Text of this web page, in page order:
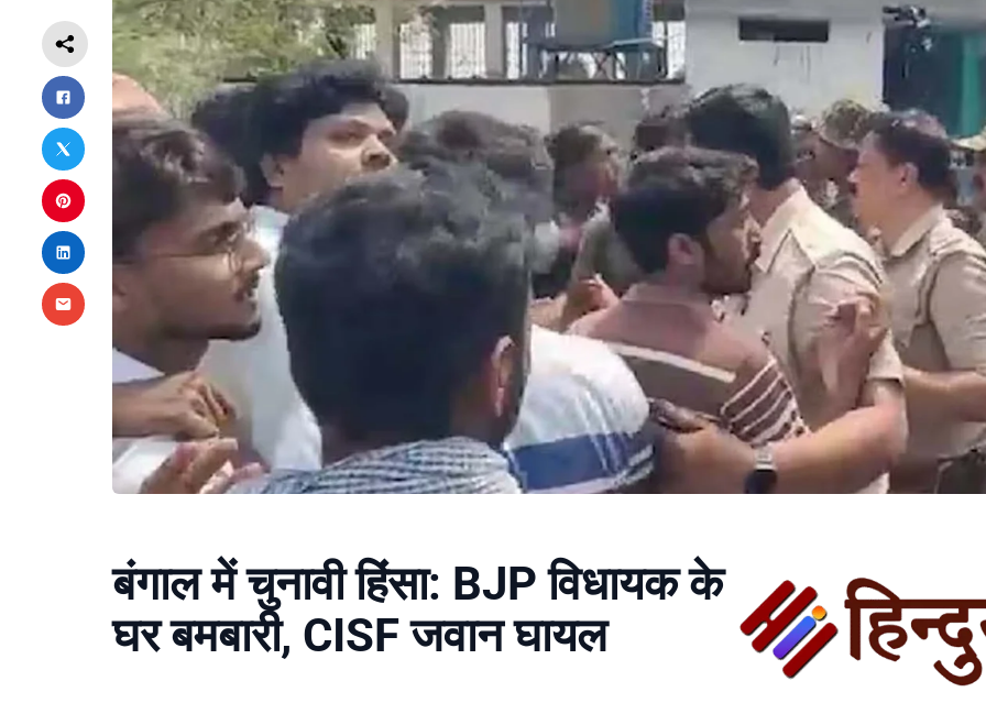
बंगाल में चुनावी हिंसा: BJP विधायक के
घर बमबारी, CISF जवान घायल